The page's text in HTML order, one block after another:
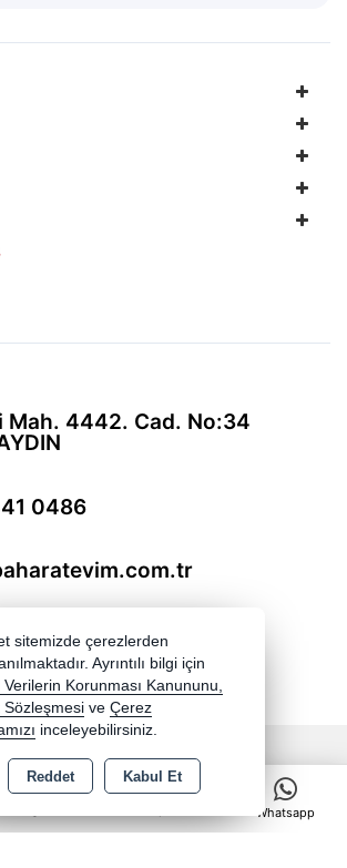
0
Whatsapp
Mah. 4442. Cad. No:34
0486
- Tüm hakları saklıdır.
SSL sertifikası ile korunmaktadır.
sitemizde çerezlerden
Ayrıntılı bilgi için
Verilerin Korunması Kanununu,
Sözleşmesi ve Çerez
inceleyebilirsiniz.
Reddet Kabul Et